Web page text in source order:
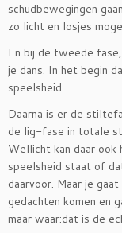
schudbewegingen
zo licht en losjes
En bij de tweede
je dans. In het begin
speelsheid.
Daarna is er de
de lig-fase in totale
Wellicht kan daar ook
speelsheid staat of
daarvoor. Maar je
gedachten komen en
maar waar:dat is de